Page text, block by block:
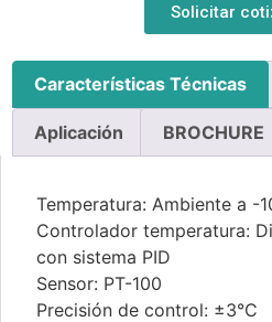
Solicitar
Características Técnicas
Aplicación BROCHURE
Temperatura: Ambiente a -
Controlador temperatura:
con sistema PID
Sensor: PT-100
Precisión de control: ±3°C